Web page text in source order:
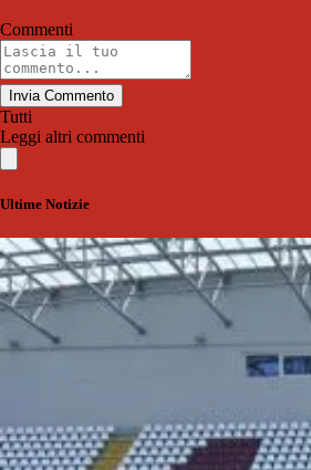
Commenti
Invia Commento
Tutti
Leggi altri commenti
Ultime Notizie